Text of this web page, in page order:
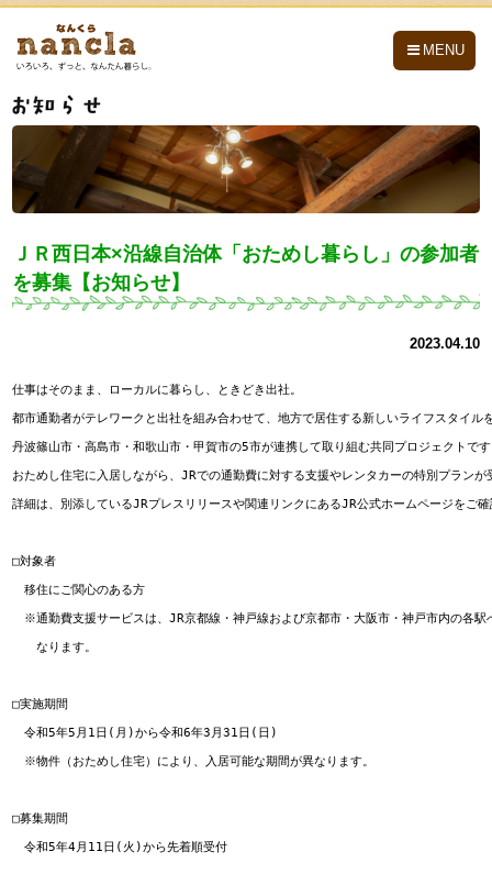
MENU
ＪＲ西日本×沿線自治体「おためし暮らし」の参加者
を募集【お知らせ】
2023.04.10
仕事はそのまま、ローカルに暮らし、ときどき出社。
都市通勤者がテレワークと出社を組み合わせて、地方で居住する新しいライフスタイル
丹波篠山市・高島市・和歌山市・甲賀市の5市が連携して取り組む共同プロジェクトで
おためし住宅に入居しながら、JRでの通勤費に対する支援やレンタカーの特別プランが
詳細は、別添しているJRプレスリリースや関連リンクにあるJR公式ホームページをご
□対象者
移住にご関心のある方
※通勤費支援サービスは、JR京都線・神戸線および京都市・大阪市・神戸市内の各駅
なります。
□実施期間
令和5年5月1日(月)から令和6年3月31日(日)
※物件（おためし住宅）により、入居可能な期間が異なります。
□募集期間
令和5年4月11日(火)から先着順受付